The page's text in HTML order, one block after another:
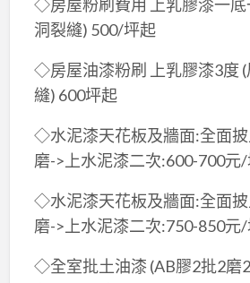
◇房屋粉刷費用 上乳膠漆一底
洞裂縫) 500/坪起
◇房屋油漆粉刷 上乳膠漆3度
縫) 600坪起
◇水泥漆天花板及牆面:全面
磨->上水泥漆二次:600-700元
◇水泥漆天花板及牆面:全面
磨->上水泥漆二次:750-850元
◇全室批土油漆 (AB膠2批2磨